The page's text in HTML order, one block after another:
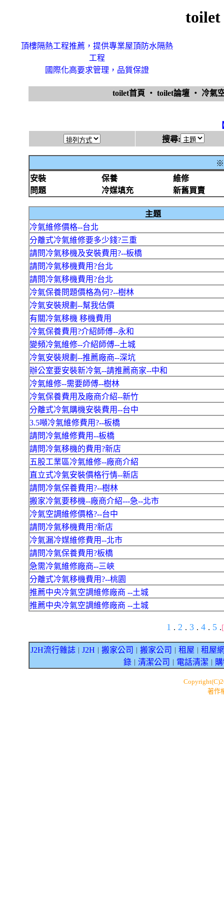
toilet
頂樓隔熱工程推薦，提供專業屋頂防水隔熱
工程
國際化高要求管理，品質保證
toilet首頁 ‧ toilet論壇 ‧ 冷氣
搜尋:
※
安裝
保養
維修
問題
冷媒填充 新舊買賣
主題
冷氣維修價格--台北
分離式冷氣維修要多少錢?三重
請問冷氣移機及安裝費用?--板橋
請問冷氣移機費用?台北
請問冷氣移機費用?台北
冷氣保養問題價格為何?--樹林
冷氣安裝規劃--幫我估價
有關冷氣移機 移機費用
冷氣保養費用?介紹師傅--永和
變頻冷氣維修--介紹師傅--土城
冷氣安裝規劃--推薦廠商--深坑
辦公室要安裝新冷氣--請推薦商家--中和
冷氣維修--需要師傅--樹林
冷氣保養費用及廠商介紹--新竹
分離式冷氣購機安裝費用--台中
3.5噸冷氣維修費用?--板橋
請問冷氣維修費用--板橋
請問冷氣移機的費用?新店
五股工業區冷氣維修--廠商介紹
直立式冷氣安裝價格行情--新店
請問冷氣保養費用?--樹林
搬家冷氣要移機--廠商介紹---急--北市
冷氣空調維修價格?--台中
請問冷氣移機費用?新店
冷氣漏冷媒維修費用--北市
請問冷氣保養費用?板橋
急需冷氣維修廠商--三峽
分離式冷氣移機費用?--桃園
推薦中央冷氣空調維修廠商 --土城
推薦中央冷氣空調維修廠商 --土城
1 . 2 . 3 . 4 . 5 .
J2H流行雜誌 J2H 搬家公司 搬家公司 租屋
租屋
錄｜ 清潔公司 電話清潔
著作